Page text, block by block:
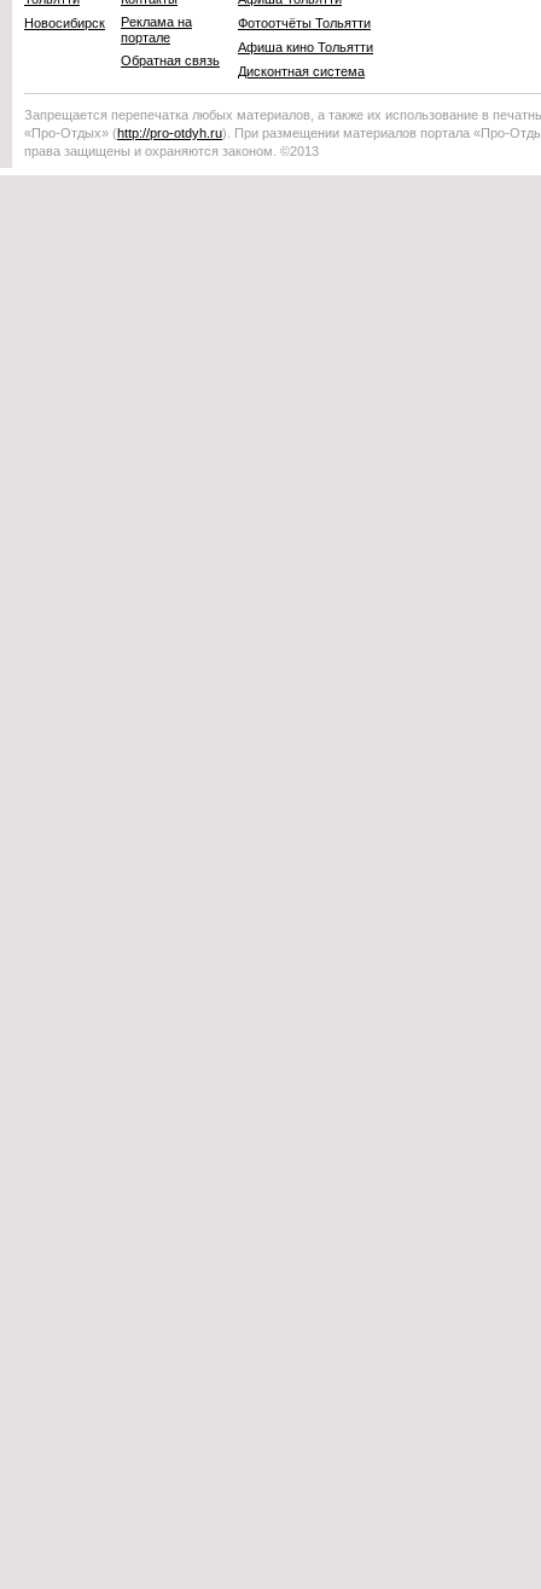
Новосибирск
Реклама на
портале
Обратная связь
Фотоотчёты Тольятти
Афиша кино Тольятти
Дисконтная система
Запрещается перепечатка любых материалов, а также их использование в
«Про-Отдых» (http://pro-otdyh .ru). При размещении материалов портала «Про-
права защищены и охраняются законом. ©2013